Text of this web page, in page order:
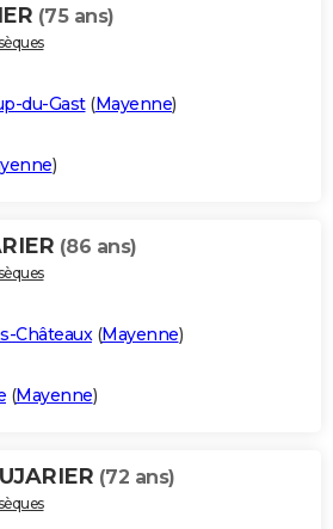
(75 ans)
du-Gast(Mayenne)
)
(86 ans)
Châteaux (Mayenne)
(Mayenne)
(72 ans)